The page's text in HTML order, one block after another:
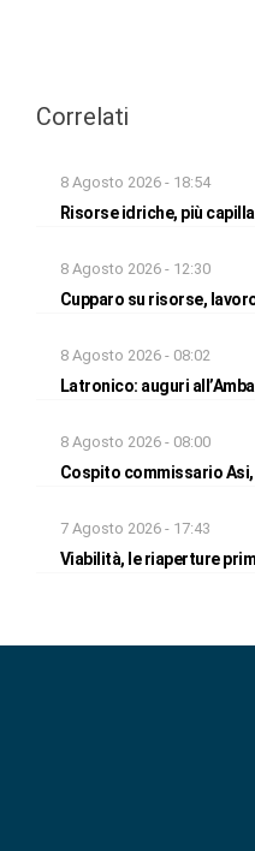
Correlati
8 Agosto 2026 - 18:54
Risorse idriche, più
8 Agosto 2026 - 12:30
Cupparo su risorse,
8 Agosto 2026 - 08:02
Latronico: auguri
8 Agosto 2026 - 08:00
Cospito commissario
7 Agosto 2026 - 17:43
Viabilità, le riaperture